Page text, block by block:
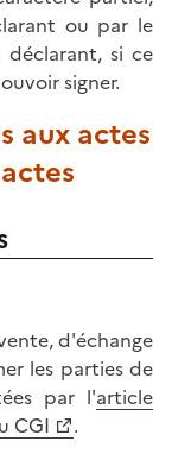
ou par le
déclarant, si ce
signer.
aux actes
d'échange
les parties de
par l'article
CGI
.